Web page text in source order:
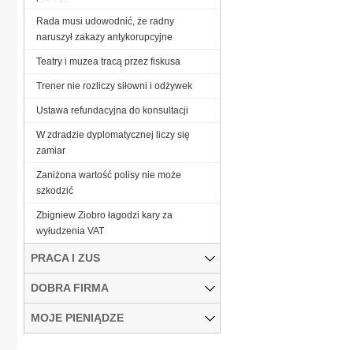
Rada musi udowodnić, że radny
naruszył zakazy antykorupcyjne
Teatry i muzea tracą przez fiskusa
Trener nie rozliczy siłowni i odżywek
Ustawa refundacyjna do konsultacji
W zdradzie dyplomatycznej liczy się
zamiar
Zaniżona wartość polisy nie może
szkodzić
Zbigniew Ziobro łagodzi kary za
wyłudzenia VAT
PRACA I ZUS
DOBRA FIRMA
MOJE PIENIĄDZE